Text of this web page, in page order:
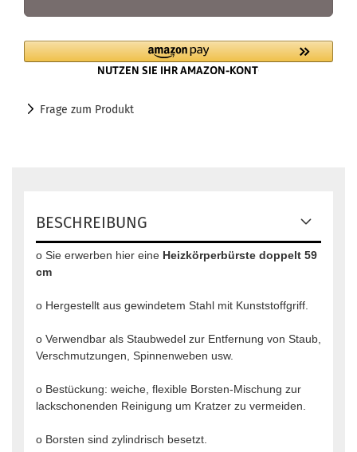
Frage zum Produkt
BESCHREIBUNG
o Sie erwerben hier eine Heizkörperbürste doppelt 59
cm
o Hergestellt aus gewindetem Stahl mit Kunststoffgriff.
o Verwendbar als Staubwedel zur Entfernung von Staub,
Verschmutzungen, Spinnenweben usw.
o Bestückung: weiche, flexible Borsten-Mischung zur
lackschonenden Reinigung um Kratzer zu vermeiden.
o Borsten sind zylindrisch besetzt.